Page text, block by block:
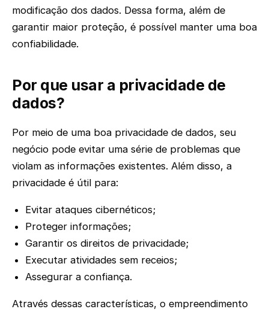
modificação dos dados. Dessa forma, além de
garantir maior proteção, é possível manter uma boa
confiabilidade.
Por que usar a privacidade de
dados?
Por meio de uma boa privacidade de dados, seu
negócio pode evitar uma série de problemas que
violam as informações existentes. Além disso, a
privacidade é útil para:
Evitar ataques cibernéticos;
Proteger informações;
Garantir os direitos de privacidade;
Executar atividades sem receios;
Assegurar a confiança.
Através dessas características, o empreendimento